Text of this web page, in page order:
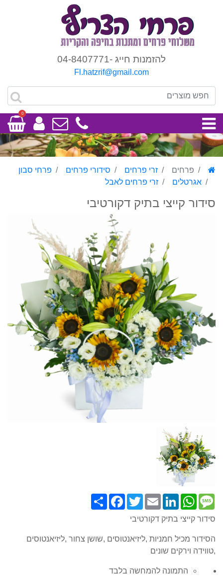
להזמנות חייג -04-8407771
Fl.hatzrif@gmail.com
0
פרחים זרי פרחים סידורי פרחים
פרחי סבון
אגרטלים
זרי פרחים לאבל
סידור קייצי בתיק דקורטיבי
Share
FacebookTwitterEmail
LinkedIn
WhatsAppMessage
סידור קייצי בתיק דקורטיבי
הסידור מכיל חמניות ,ליזיאנטוסים ,שושן צחור ,ליזיאנטוסים
,טווידה וירקים שונים
התמונה להמחשה בלבד